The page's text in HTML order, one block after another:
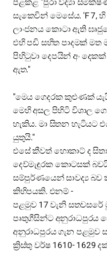
සැකෙවින් මෙසේය. 'F 7,
ලාංජනය කොටා ඇති
එහි පඩි සහිත පාදමක්
පිහිටුවා දෙපයින් අං
ඇත."
"මෙය ගෙදරක කුළුණක්
මෙහි අසල පිහිටි විශාල
හැකිය. මා සිතන හැටියට
යුතුයි."
එසේ කීවත් හොකාට් ද
දෙව්මැඳුරක කොටසක්
සම්පුර්ණයෙන් සාවද්‍ය
කිහිපයකි. එනම් -
පළමුව 17 වැනි
පෘතුගීසින්ට අනුරාධපුරය
අනුරාධපුරය ගැන පළමුව
ක්‍රිස්තු වර්ෂ 1610- 1629